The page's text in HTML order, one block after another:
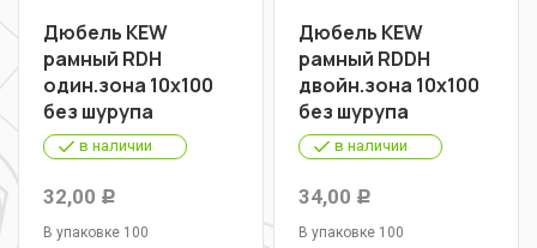
Дюбель KEW
рамный RDН
один.зона 10х100
без шурупа
в наличии
32,00 Р
В упаковке 100
Дюбель KEW
рамный RDDН
двойн.зона 10х100
без шурупа
в наличии
34,00 Р
В упаковке 100